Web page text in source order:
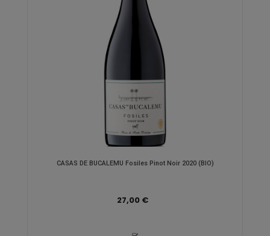
CASAS DE BUCALEMU Fosiles Pinot Noir 2020 (BIO)
27,00 €